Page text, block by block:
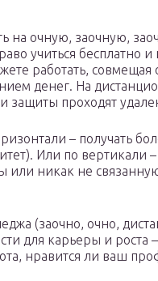
на очную, заочную,
учиться бесплатно и
работать, совмещая
денег. На
защиты проходят
– получать
Или по вертикали
никак не
(заочно, очно,
для карьеры и роста
нравится ли ваш